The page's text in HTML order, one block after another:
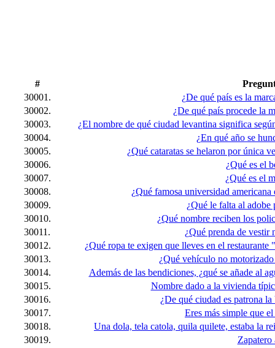
#
30001.
¿De qué país es la
30002.
¿De qué país procede la
30003.
¿El nombre de qué ciudad levantina significa
30004.
¿En qué año se
30005.
¿Qué cataratas se helaron por única
30006.
¿Qué es el
30007.
¿Qué es el
30008.
¿Qué famosa universidad
30009.
¿Qué le falta al adobe
30010.
¿Qué nombre reciben los
30011.
¿Qué prenda de vestir
30012.
¿Qué ropa te exigen que lleves en el
30013.
¿Qué vehículo no
30014.
Además de las bendiciones, ¿qué se añade al
30015.
Nombre dado a la vivienda
30016.
¿De qué ciudad es patrona
30017.
Eres más simple que
30018.
Una dola, tela catola, quila quilete, estaba la
30019.
Zapatero